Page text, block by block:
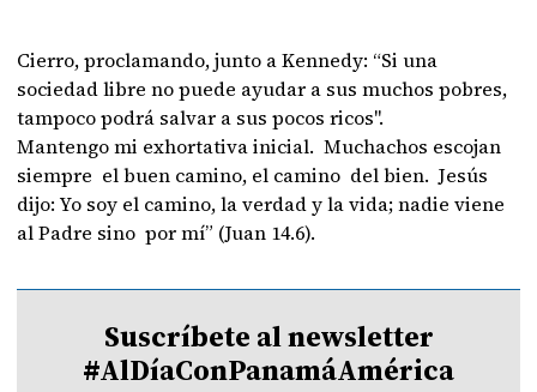
Cierro, proclamando, junto a Kennedy: “Si una
sociedad libre no puede ayudar a sus muchos pobres,
tampoco podrá salvar a sus pocos ricos".
Mantengo mi exhortativa inicial. Muchachos escojan
siempre el buen camino, el camino del bien. Jesús
dijo: Yo soy el camino, la verdad y la vida; nadie viene
al Padre sino por mí” (Juan 14.6).
Suscríbete al newsletter
#AlDíaConPanamáAmérica